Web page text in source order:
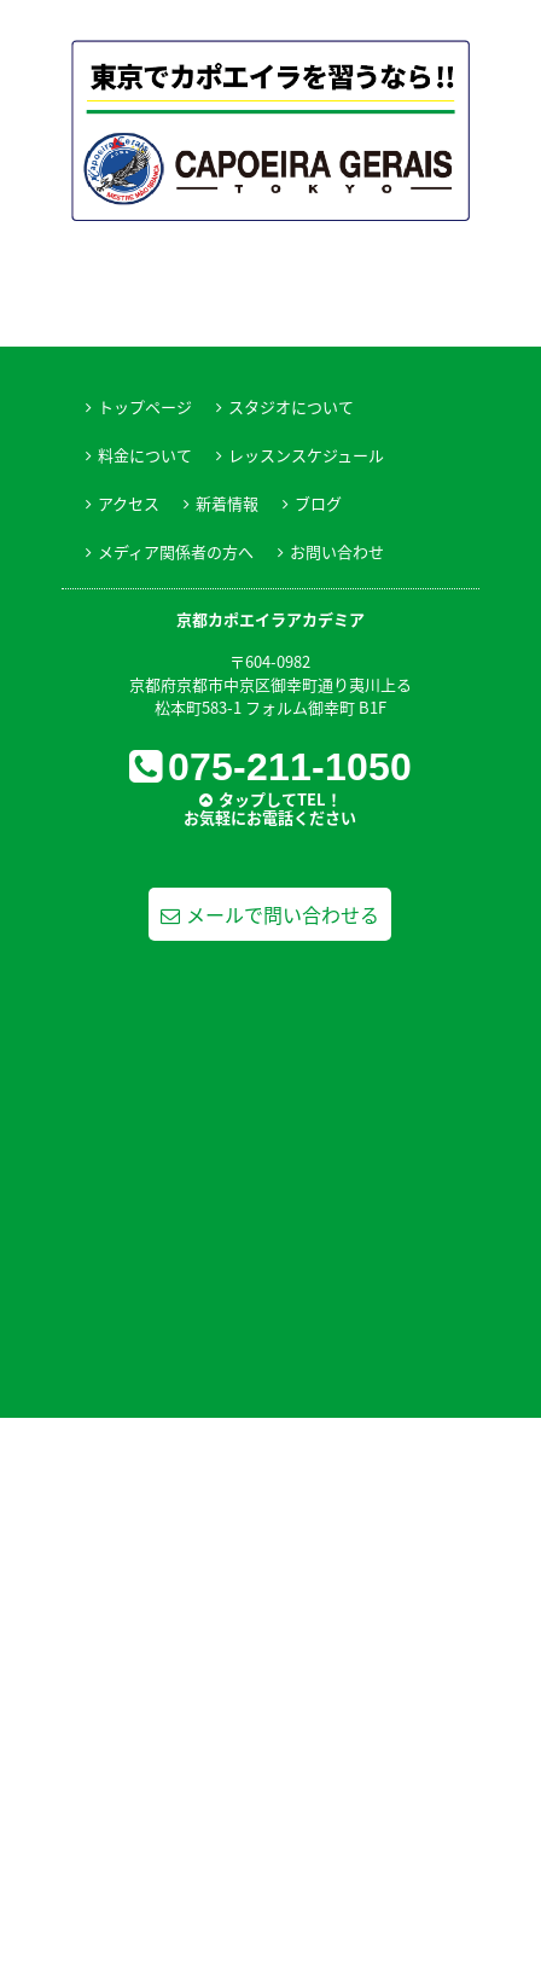
トップページ スタジオについて
料金について レッスンスケジュール
アクセス 新着情報 ブログ
メディア関係者の方へ お問い合わせ
京都カポエイラアカデミア
〒604-0982
京都府京都市中京区御幸町通り夷川上る
松本町583-1 フォルム御幸町 B1F
075-211-1050
タップしてTEL！
お気軽にお電話ください
メールで問い合わせる